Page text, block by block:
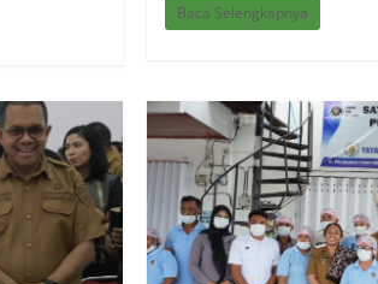
Baca Selengkapnya